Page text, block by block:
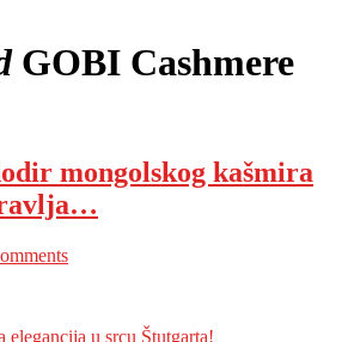
GOBI Cashmere
mongolskog kašmira
u srcu Štutgarta!